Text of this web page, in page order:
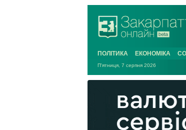
ПОЛІТИКА ЕКОНОМІКА
П'ятниця, 7 серпня 2026